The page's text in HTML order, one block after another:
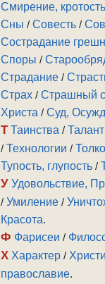
Смирение, кротость
Сны /Совесть /
Сострадание
Споры /
Страдание /
Страх /Страшный
Христа /Суд,
Т Таинства /
/Технологии /
Тупость, глупость /
У Удовольствие,
/Умиление /
Красота.
Ф Фарисеи /
Х Характер /
православие.